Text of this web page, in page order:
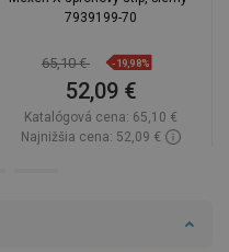
7939199-70
65,10 € -19,98%
52,09 €
Katalógová cena: 65,10 €
Najnižšia cena: 52,09 €